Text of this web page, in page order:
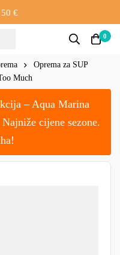
50 €
0
Oprema za SUP
Much
– Aqua Marina
cijene sezone.